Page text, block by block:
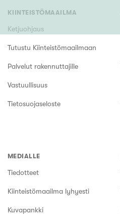
KIINTEISTÖMAAILMA
Ketjuohjaus
Tutustu Kiinteistömaailmaan
Palvelut rakennuttajille
Vastuullisuus
Tietosuojaseloste
MEDIALLE
Tiedotteet
Kiinteistömaailma lyhyesti
Kuvapankki